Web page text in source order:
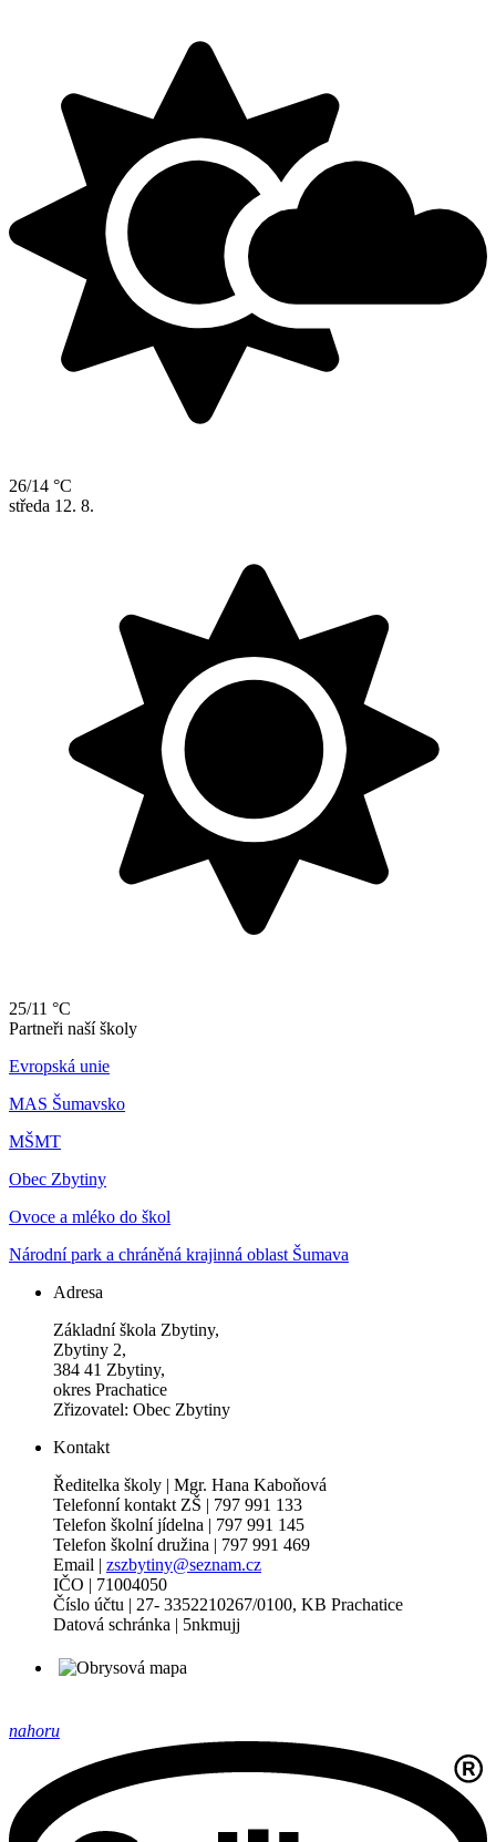
26/14 °C
středa 12. 8.
25/11 °C
Partneři naší školy
Evropská unie
MAS Šumavsko
MŠMT
Obec Zbytiny
Ovoce a mléko do škol
Národní park a chráněná krajinná oblast Šumava
Adresa
Základní škola Zbytiny,
Zbytiny 2,
384 41 Zbytiny,
okres Prachatice
Zřizovatel: Obec Zbytiny
Kontakt
Ředitelka školy | Mgr. Hana Kaboňová
Telefonní kontakt ZŠ | 797 991 133
Telefon školní jídelna | 797 991 145
Telefon školní družina | 797 991 469
Email | zszbytiny@seznam.cz
IČO | 71004050
Číslo účtu | 27- 3352210267/0100, KB Prachatice
Datová schránka | 5nkmujj
nahoru